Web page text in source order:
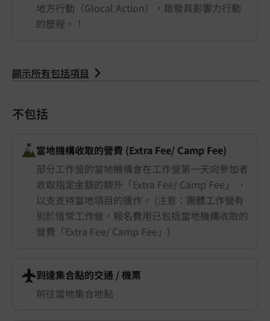
地方行動（Glocal Action），啟發具影響力行動
的歷程。！
顯示所有包括項目
不包括
當地機構收取的營費 (Extra Fee/ Camp Fee)
部分工作營的當地機構會在工作營第一天向參加者
收取指定金額的額外「Extra Fee/ Camp Fee」 ，
以支支持當地項目的運作。 (注意：團體工作營有
別於恆常工作營，報名費用已包括當地機構收取的
營費「Extra Fee/ Camp Fee」)
到達集合點的交通 ​/ 機票
前往當地集合地點